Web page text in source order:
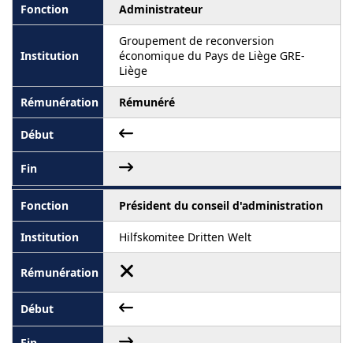
Administrateur
Groupement de reconversion
économique du Pays de Liège GRE-
Liège
Rémunéré
Président du conseil d'administration
Hilfskomitee Dritten Welt